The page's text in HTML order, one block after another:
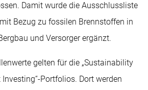
Damit wurde die Ausschlussliste
Bezug zu fossilen Brennstoffen in
und Versorger ergänzt.
gelten für die „Sustainability
Investing“-Portfolios. Dort werden